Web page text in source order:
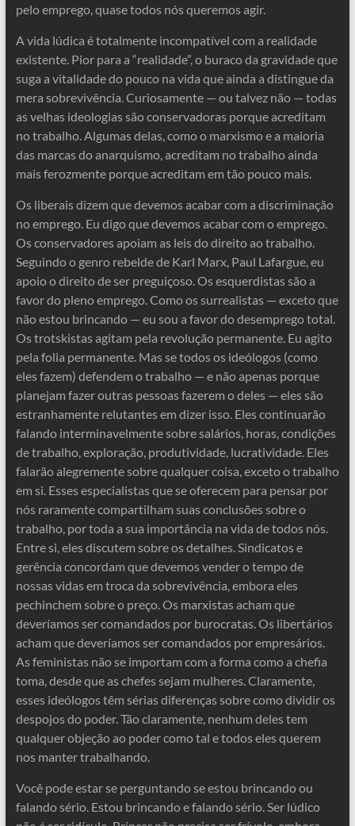
pelo emprego, quase todos nós queremos agir.
A vida lúdica é totalmente incompatível com a realidade
existente. Pior para a “realidade”, o buraco da gravidade que
suga a vitalidade do pouco na vida que ainda a distingue da
mera sobrevivência. Curiosamente — ou talvez não — todas
as velhas ideologias são conservadoras porque acreditam
no trabalho. Algumas delas, como o marxismo e a maioria
das marcas do anarquismo, acreditam no trabalho ainda
mais ferozmente porque acreditam em tão pouco mais.
Os liberais dizem que devemos acabar com a discriminação
no emprego. Eu digo que devemos acabar com o emprego.
Os conservadores apoiam as leis do direito ao trabalho.
Seguindo o genro rebelde de Karl Marx, Paul Lafargue, eu
apoio o direito de ser preguiçoso. Os esquerdistas são a
favor do pleno emprego. Como os surrealistas — exceto que
não estou brincando — eu sou a favor do desemprego total.
Os trotskistas agitam pela revolução permanente. Eu agito
pela folia permanente. Mas se todos os ideólogos (como
eles fazem) defendem o trabalho — e não apenas porque
planejam fazer outras pessoas fazerem o deles — eles são
estranhamente relutantes em dizer isso. Eles continuarão
falando interminavelmente sobre salários, horas, condições
de trabalho, exploração, produtividade, lucratividade. Eles
falarão alegremente sobre qualquer coisa, exceto o trabalho
em si. Esses especialistas que se oferecem para pensar por
nós raramente compartilham suas conclusões sobre o
trabalho, por toda a sua importância na vida de todos nós.
Entre si, eles discutem sobre os detalhes. Sindicatos e
gerência concordam que devemos vender o tempo de
nossas vidas em troca da sobrevivência, embora eles
pechinchem sobre o preço. Os marxistas acham que
deveríamos ser comandados por burocratas. Os libertários
acham que deveríamos ser comandados por empresários.
As feministas não se importam com a forma como a chefia
toma, desde que as chefes sejam mulheres. Claramente,
esses ideólogos têm sérias diferenças sobre como dividir os
despojos do poder. Tão claramente, nenhum deles tem
qualquer objeção ao poder como tal e todos eles querem
nos manter trabalhando.
Você pode estar se perguntando se estou brincando ou
falando sério. Estou brincando e falando sério. Ser lúdico